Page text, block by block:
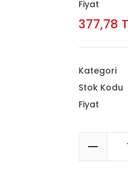
Fiyat
377,78
Kategori
Stok Kodu
Fiyat